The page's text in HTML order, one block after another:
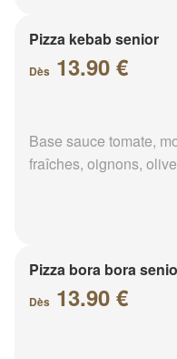
Pizza kebab senior
Dès 13.90 €
Base sauce tomate,
fraîches, oignons,
Pizza bora bora
Dès 13.90 €